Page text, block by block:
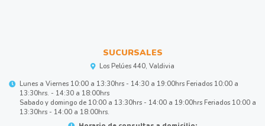
SUCURSALES
Los Pelúes 440, Valdivia
Lunes a Viernes 10:00 a 13:30hrs - 14:30 a 19:00hrs Feriados 10:00 a
13:30hrs. - 14:30 a 18:00hrs
Sabado y domingo de 10:00 a 13:30hrs - 14:00 a 19:00hrs Feriados 10:00 a
13:30hrs - 14:00 a 18:00hrs.